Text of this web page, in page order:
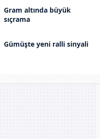
Gram altında büyük
sıçrama
Gümüşte yeni ralli sinyali